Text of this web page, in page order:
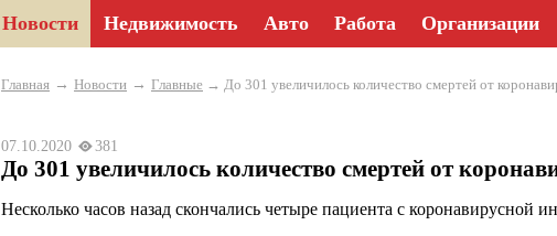
Новости Недвижимость Авто Работа Организации
Главная → Новости → Главные → До 301 увеличилось количество смертей от
07.10.2020 381
До 301 увеличилось количество смертей от
Несколько часов назад скончались четыре пациента с коронавирусной